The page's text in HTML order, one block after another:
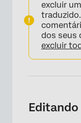
excluir
dos seus
excluir